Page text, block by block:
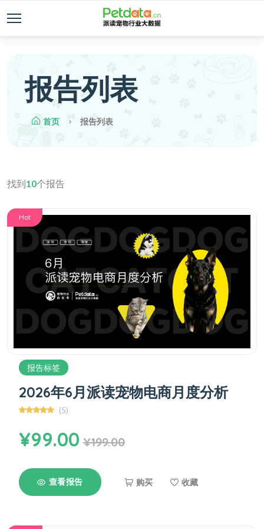
报告列表
首页 报告列表
找到10个报告
Hot
报告标签
2026年6月派读宠物电商月度分析
(5)
¥99.00 ¥199.00
查看报告 购买 收藏